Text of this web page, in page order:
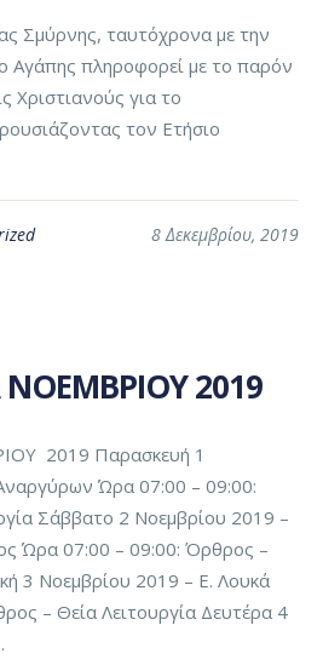
Σμύρνης, ταυτόχρονα με την
Αγάπης πληροφορεί με το παρόν
Χριστιανούς για το
τον Ετήσιο
8 Δεκεμβρίου, 2019
2019
2019 Παρασκευή 1
Ώρα 07:00 – 09:00:
Σάββατο 2 Νοεμβρίου 2019 –
Ώρα 07:00 – 09:00: Όρθρος –
3 Νοεμβρίου 2019 – Ε. Λουκά
– Θεία Λειτουργία Δευτέρα 4